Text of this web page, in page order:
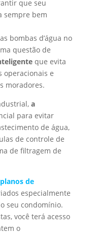
que seu
sempre bem
bombas d’água no
questão de
que evita
operacionais e
moradores.
a
para evitar
de água,
de controle de
de filtragem de
planos de
especialmente
seu condomínio.
você terá acesso
o